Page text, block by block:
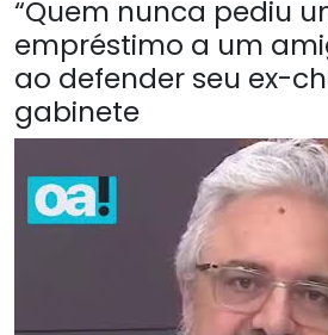
“Quem nunca pediu
empréstimo a um
ao defender seu ex-
gabinete